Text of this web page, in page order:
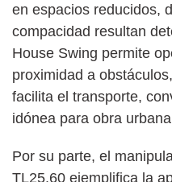
en espacios reducidos,
compacidad resultan
House Swing permite
proximidad a
facilita el transporte,
idónea para obra
Por su parte, el
TL25.60 ejemplifica la